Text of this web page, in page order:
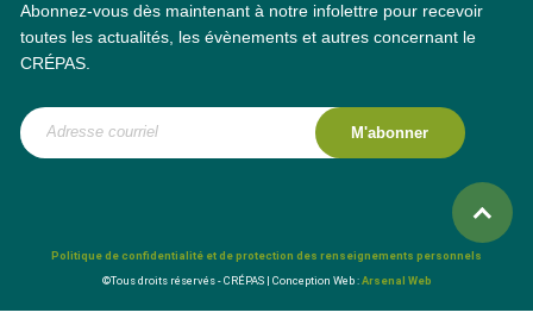
Abonnez-vous dès maintenant à notre infolettre pour recevoir
toutes les actualités, les évènements et autres concernant le
CRÉPAS.
M'abonner
Politique de confidentialité et de protection des renseignements personnels
©Tous droits réservés - CRÉPAS | Conception Web :Arsenal Web